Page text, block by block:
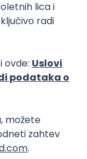
tekstilna
Šivač - Vrčin
Snaga mladosti OZ